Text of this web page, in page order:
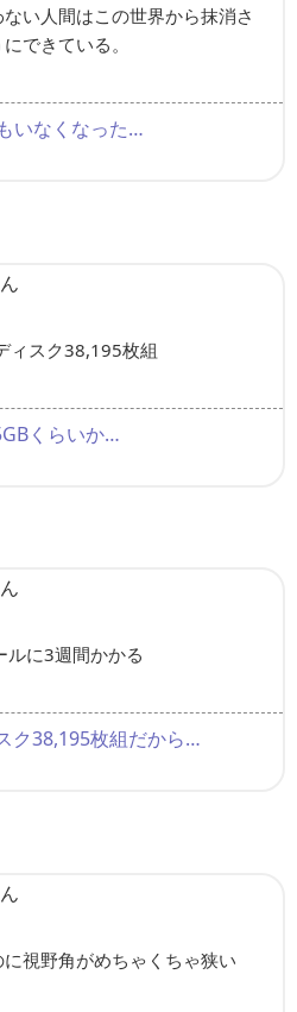
い人間はこの世界から抹消さ
できている。
いなくなった…
ィスク38,195枚組
くらいか…
ルに3週間かかる
ク38,195枚組だから…
視野角がめちゃくちゃ狭い